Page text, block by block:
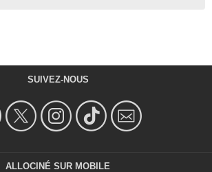
SUIVEZ-NOUS
ALLOCINÉ SUR MOBILE